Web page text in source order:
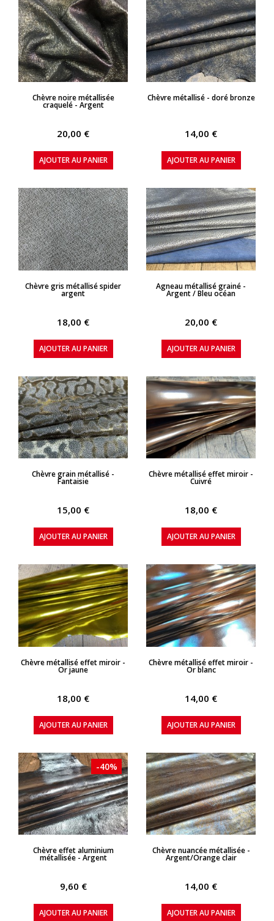
APERÇU RAPIDE
Chèvre noire métallisée
craquelé - Argent
20,00 €
AJOUTER AU PANIER
APERÇU RAPIDE
Chèvre métallisé - doré bronze
14,00 €
AJOUTER AU PANIER
APERÇU RAPIDE
Chèvre gris métallisé spider
argent
18,00 €
AJOUTER AU PANIER
APERÇU RAPIDE
Agneau métallisé grainé -
Argent / Bleu océan
20,00 €
AJOUTER AU PANIER
APERÇU RAPIDE
Chèvre grain métallisé -
Fantaisie
15,00 €
AJOUTER AU PANIER
APERÇU RAPIDE
Chèvre métallisé effet miroir -
Cuivré
18,00 €
AJOUTER AU PANIER
APERÇU RAPIDE
Chèvre métallisé effet miroir -
Or jaune
18,00 €
AJOUTER AU PANIER
APERÇU RAPIDE
Chèvre métallisé effet miroir -
Or blanc
14,00 €
AJOUTER AU PANIER
APERÇU RAPIDE
-40%
Chèvre effet aluminium
métallisée - Argent
9,60 €
AJOUTER AU PANIER
APERÇU RAPIDE
Chèvre nuancée métallisée -
Argent/Orange clair
14,00 €
AJOUTER AU PANIER